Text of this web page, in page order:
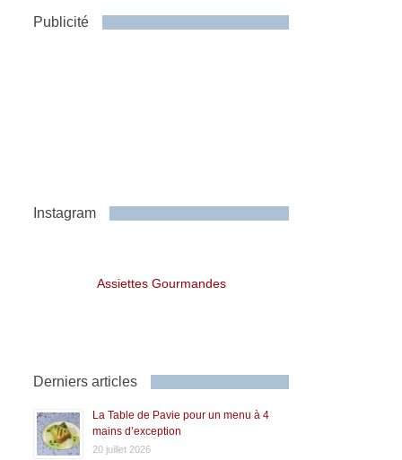
Publicité
Instagram
Assiettes Gourmandes
Derniers articles
La Table de Pavie pour un menu à 4
mains d’exception
20 juillet 2026